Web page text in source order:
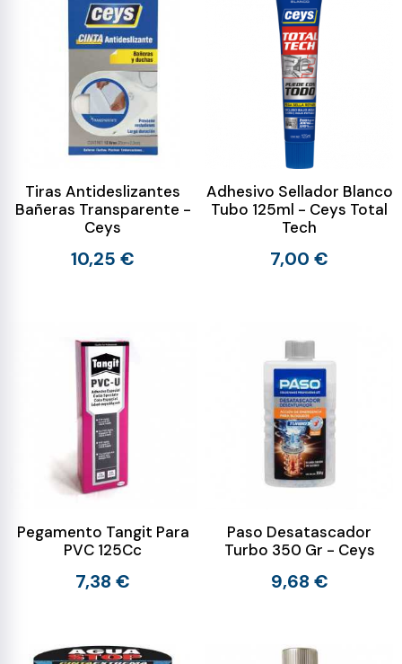
Tiras Antideslizantes
Bañeras Transparente -
Ceys
10,25 €
Adhesivo Sellador Blanco
Tubo 125ml - Ceys Total
Tech
7,00 €
Pegamento Tangit Para
PVC 125Cc
7,38 €
Paso Desatascador
Turbo 350 Gr - Ceys
9,68 €